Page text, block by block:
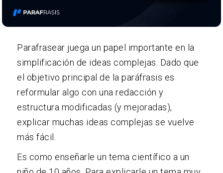
Parafrasear juega un papel importante en la
simplificación de ideas complejas. Dado que
el objetivo principal de la paráfrasis es
reformular algo con una redacción y
estructura modificadas (y mejoradas),
explicar muchas ideas complejas se vuelve
más fácil.
Es como enseñarle un tema científico a un